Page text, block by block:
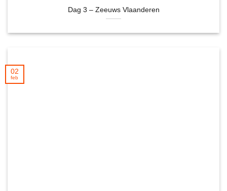
Dag 3 – Zeeuws Vlaanderen
02
feb